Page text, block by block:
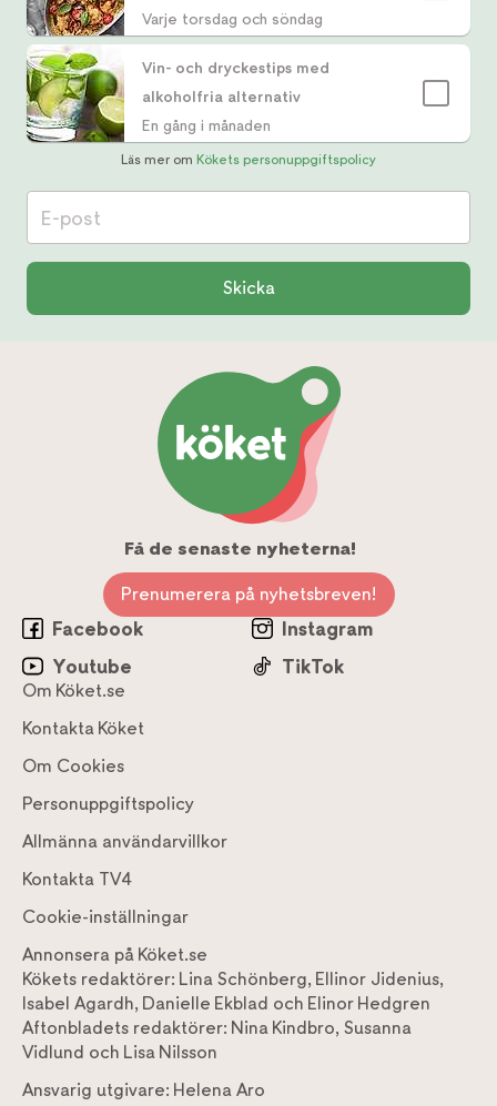
Varje torsdag och söndag
Vin- och dryckestips med
alkoholfria alternativ
En gång i månaden
Läs mer om Kökets personuppgiftspolicy
E-post
Skicka
Få de senaste nyheterna!
Prenumerera på nyhetsbreven!
Facebook
Instagram
Youtube
TikTok
Om Köket.se
Kontakta Köket
Om Cookies
Personuppgiftspolicy
Allmänna användarvillkor
Kontakta TV4
Cookie-inställningar
Annonsera på Köket.se
Kökets redaktörer: Lina Schönberg, Ellinor Jidenius,
Isabel Agardh, Danielle Ekblad och Elinor Hedgren
Aftonbladets redaktörer: Nina Kindbro, Susanna
Vidlund och Lisa Nilsson
Ansvarig utgivare: Helena Aro